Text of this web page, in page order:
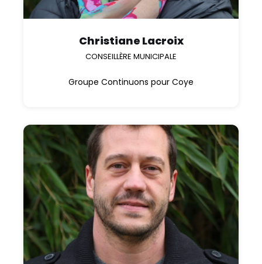
Christiane Lacroix
CONSEILLÈRE MUNICIPALE
Groupe Continuons pour Coye